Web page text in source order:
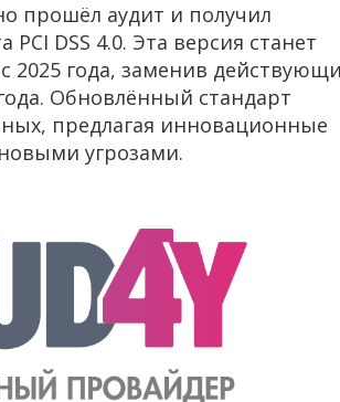
прошёл аудит и получил
DSS 4.0. Эта версия станет
2025 года, заменив
Обновлённый стандарт
предлагая инновационные
угрозами.